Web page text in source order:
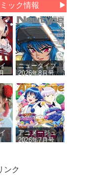
ック情報 ▶
ニュータイプ
2026年8月号
アニメージュ
2026年7月号
ンク